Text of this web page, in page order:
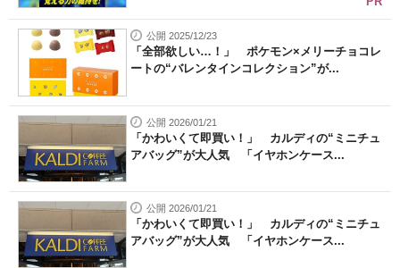
公開 2025/12/23
「全部欲しい…！」 ポケモン×メリーチョコレ
ートの“バレンタインコレクション”が...
公開 2026/01/21
「かわいくて即買い！」 カルディの“ミニチュ
アバッグ”が大人気 「イヤホンケース...
公開 2026/01/21
「かわいくて即買い！」 カルディの“ミニチュ
アバッグ”が大人気 「イヤホンケース...